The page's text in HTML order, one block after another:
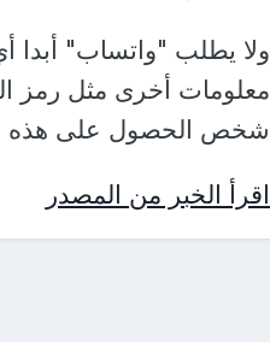
ولا يطلب "واتساب" أبدا
معلومات أخرى مثل رمز
شخص الحصول على هذه
اقرأ الخبر من المصدر